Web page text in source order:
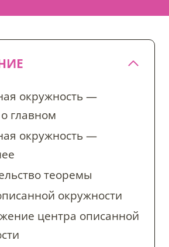
окружность —
главном
окружность —
теоремы
окружности
центра описанной